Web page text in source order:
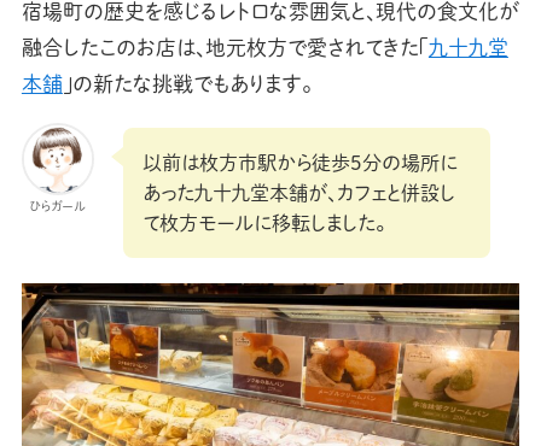
宿場町の歴史を感じるレトロな雰囲気と、現代の食文化が
融合したこのお店は、地元枚方で愛されてきた「 九十九堂
本舗」の新たな挑戦でもあります。
ひらガール
以前は枚方市駅から徒歩5分の場所に
あった九十九堂本舗が、カフェと併設し
て枚方モールに移転しました。